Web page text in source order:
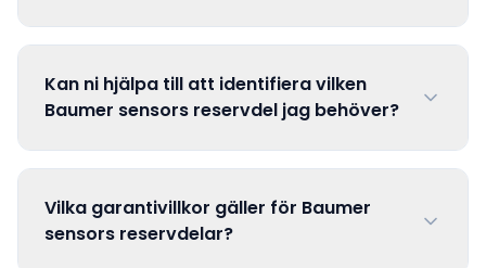
Kan ni hjälpa till att identifiera vilken
Baumer sensors reservdel jag behöver?
Vilka garantivillkor gäller för Baumer
sensors reservdelar?